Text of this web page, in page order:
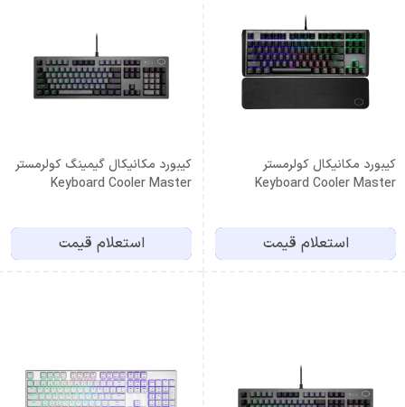
کیبورد مکانیکال کولرمستر
Keyboard Cooler Master
استعلام قیمت
کیبورد مکانیکال گیمینگ کولرمستر
Keyboard Cooler Master
استعلام قیمت